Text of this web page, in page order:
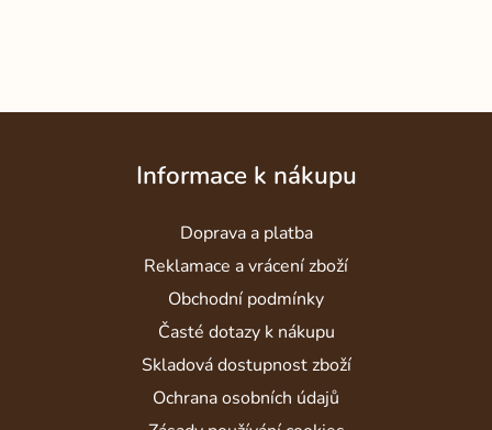
Informace k nákupu
Doprava a platba
Reklamace a vrácení zboží
Obchodní podmínky
Časté dotazy k nákupu
Skladová dostupnost zboží
Ochrana osobních údajů